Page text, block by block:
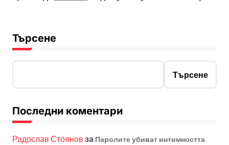
Търсене
Търсене
Последни коментари
Радослав Стоянов за Паролите убиват интимността